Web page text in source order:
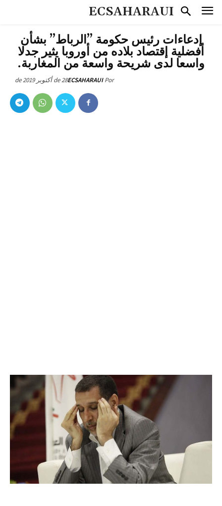
ECSAHARAUI
إدعاءات رئيس حكومة ”الرباط” بشأن
أفضلية إقتصاد بلاده من أوروبا يثير جدلا
واسعا لدى شريحة واسعة من المغاربة.
Por
ECSAHARAUI28 de أكتوبر de 2019